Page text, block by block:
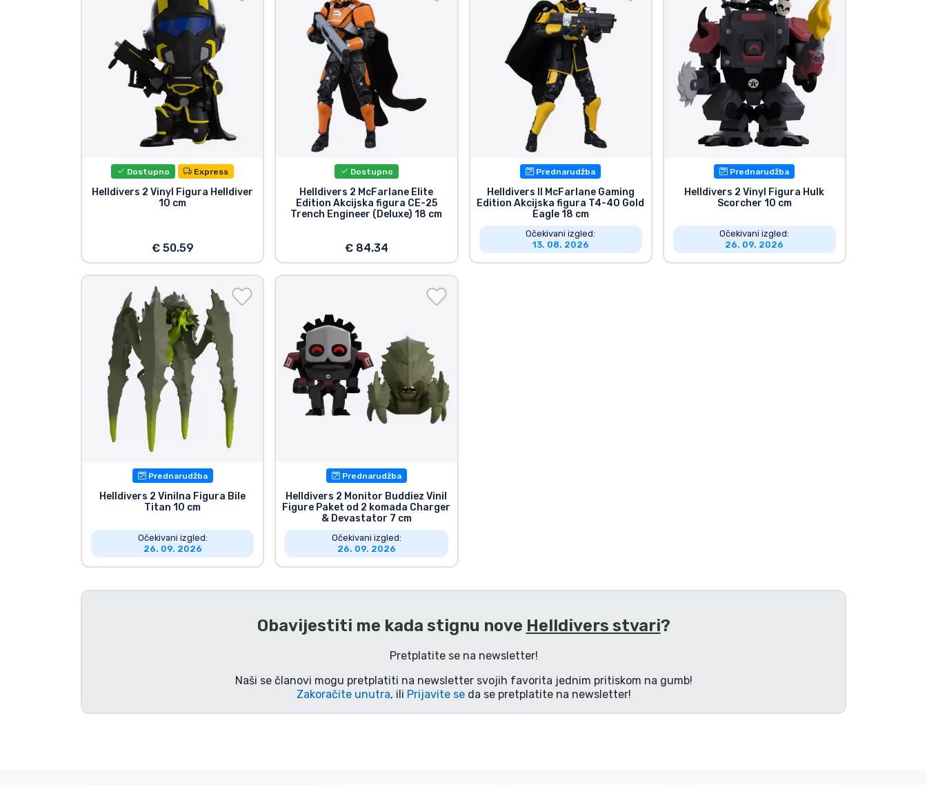
Dostupno Express
Helldivers 2 Vinyl Figura Helldiver
10 cm
€ 50.59
Dostupno
Helldivers 2 McFarlane Elite
Edition Akcijska figura CE-25
Trench Engineer (Deluxe) 18 cm
€ 84.34
Prednarudžba
Helldivers II McFarlane Gaming
Edition Akcijska figura T4-40 Gold
Eagle 18 cm
Očekivani izgled:
13. 08. 2026
Prednarudžba
Helldivers 2 Vinyl Figura Hulk
Scorcher 10 cm
Očekivani izgled:
26. 09. 2026
Prednarudžba
Helldivers 2 Vinilna Figura Bile
Titan 10 cm
Očekivani izgled:
26. 09. 2026
Prednarudžba
Helldivers 2 Monitor Buddiez Vinil
Figure Paket od 2 komada Charger
& Devastator 7 cm
Očekivani izgled:
26. 09. 2026
Obavijestiti me kada stignu nove Helldivers stvari?
Pretplatite se na newsletter!
Naši se članovi mogu pretplatiti na newsletter svojih favorita jednim pritiskom na gumb!
Zakoračite unutra, ili Prijavite seda se pretplatite na newsletter!
TV serija proizvodi
Film proizvodi
Gamer proizvodi
Glazbeni proizvodi
Vrste proizvoda